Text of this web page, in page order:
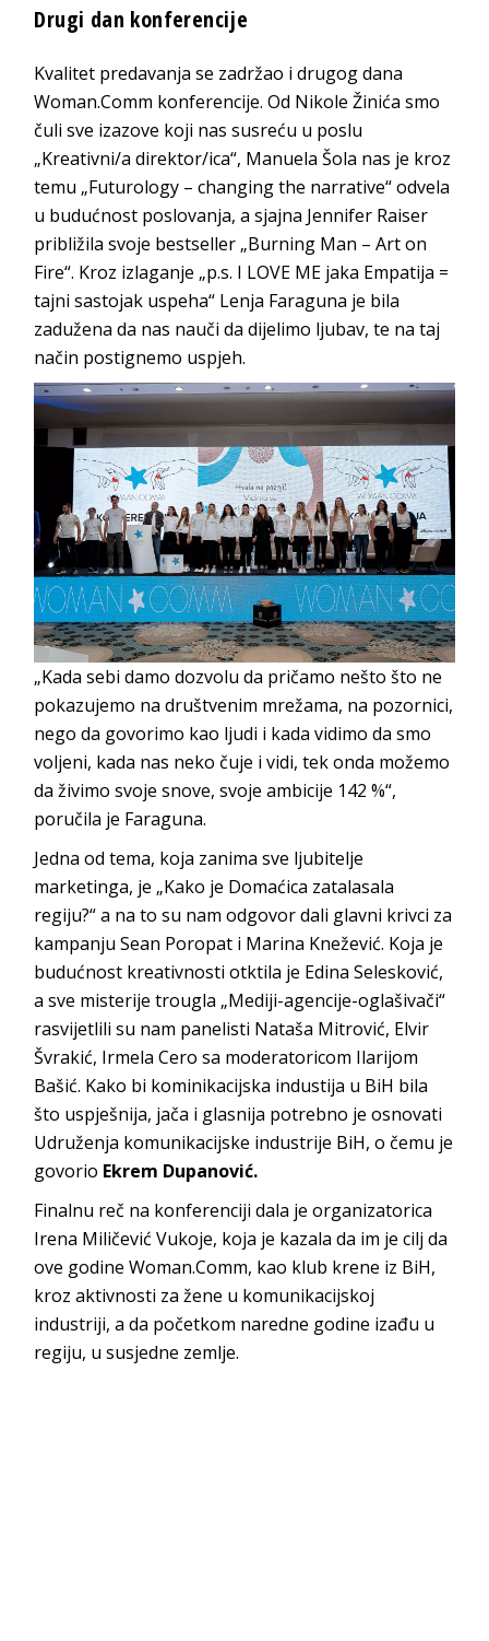
Drugi dan konferencije
Kvalitet predavanja se zadržao i drugog dana
Woman.Comm konferencije. Od Nikole Žinića smo
čuli sve izazove koji nas susreću u poslu
„Kreativni/a direktor/ica“, Manuela Šola nas je kroz
temu „Futurology – changing the narrative“ odvela
u budućnost poslovanja, a sjajna Jennifer Raiser
približila svoje bestseller „Burning Man – Art on
Fire“. Kroz izlaganje „p.s. I LOVE ME jaka Empatija =
tajni sastojak uspeha“ Lenja Faraguna je bila
zadužena da nas nauči da dijelimo ljubav, te na taj
način postignemo uspjeh.
„Kada sebi damo dozvolu da pričamo nešto što ne
pokazujemo na društvenim mrežama, na pozornici,
nego da govorimo kao ljudi i kada vidimo da smo
voljeni, kada nas neko čuje i vidi, tek onda možemo
da živimo svoje snove, svoje ambicije 142 %“,
poručila je Faraguna.
Jedna od tema, koja zanima sve ljubitelje
marketinga, je „Kako je Domaćica zatalasala
regiju?“ a na to su nam odgovor dali glavni krivci za
kampanju Sean Poropat i Marina Knežević. Koja je
budućnost kreativnosti otktila je Edina Selesković,
a sve misterije trougla „Mediji-agencije-oglašivači“
rasvijetlili su nam panelisti Nataša Mitrović, Elvir
Švrakić, Irmela Cero sa moderatoricom Ilarijom
Bašić. Kako bi kominikacijska industija u BiH bila
što uspješnija, jača i glasnija potrebno je osnovati
Udruženja komunikacijske industrije BiH, o čemu je
govorio Ekrem Dupanović.
Finalnu reč na konferenciji dala je organizatorica
Irena Miličević Vukoje, koja je kazala da im je cilj da
ove godine Woman.Comm, kao klub krene iz BiH,
kroz aktivnosti za žene u komunikacijskoj
industriji, a da početkom naredne godine izađu u
regiju, u susjedne zemlje.